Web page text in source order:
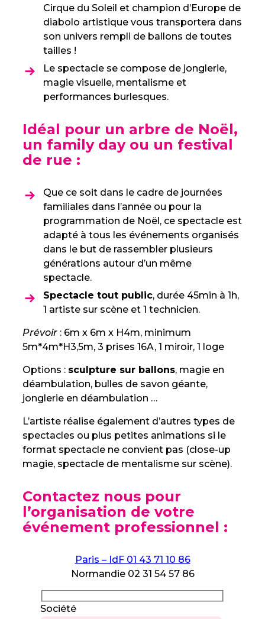
Cirque du Soleil et champion d’Europe de
diabolo artistique vous transportera dans
son univers rempli de ballons de toutes
tailles !
Le spectacle se compose de jonglerie,
magie visuelle, mentalisme et
performances burlesques.
Idéal pour un arbre de Noël,
un family day ou un festival
de rue :
Que ce soit dans le cadre de journées
familiales dans l’année ou pour la
programmation de Noël, ce spectacle est
adapté à tous les événements organisés
dans le but de rassembler plusieurs
générations autour d’un même
spectacle.
Spectacle tout public, durée 45min à 1h,
1 artiste sur scène et 1 technicien.
Prévoir : 6m x 6m x H4m, minimum
5m*4m*H3,5m, 3 prises 16A, 1 miroir, 1 loge
Options : sculpture sur ballons, magie en
déambulation, bulles de savon géante,
jonglerie en déambulation …
L’artiste réalise également d’autres types de
spectacles ou plus petites animations si le
format spectacle ne convient pas (close-up
magie, spectacle de mentalisme sur scène).
Contactez nous pour
l’organisation de votre
événement professionnel :
Paris – IdF 01 43 71 10 86
Normandie 02 31 54 57 86
Société